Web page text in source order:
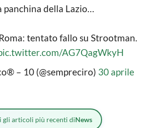
panchina della Lazio…
tentato fallo su Strootman.
AG7QagWkyH
– 10 (@sempreciro) 30 aprile
gli articoli più recenti diNews